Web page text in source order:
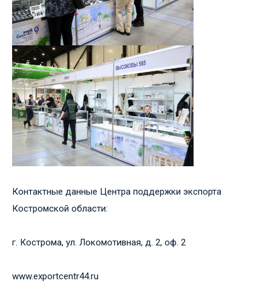
Контактные данные Центра поддержки экспорта
Костромской области:
г. Кострома, ул. Локомотивная, д. 2, оф. 2
www.exportcentr44.ru